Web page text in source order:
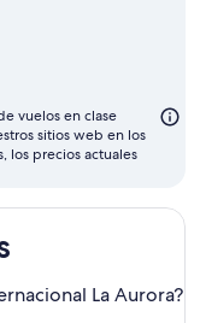
vuelos en clase
sitios web en los
los precios actuales
La Aurora?